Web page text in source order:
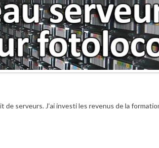
serveurs. J’ai investi les revenus de la